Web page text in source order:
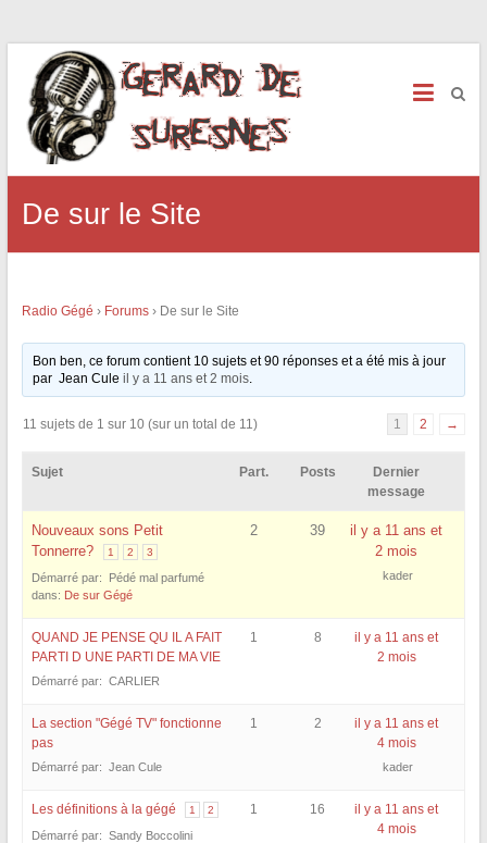
De sur le Site
Radio Gégé › Forums › De sur le Site
Bon ben, ce forum contient 10 sujets et 90 réponses et a été mis à jour
par Jean Cule il y a 11 ans et 2 mois.
11 sujets de 1 sur 10 (sur un total de 11) 1 2 →
Sujet Part. Posts
Dernier
message
Nouveaux sons Petit
Tonnerre?
1 2 3
Démarré par: Pédé mal parfumé
dans: De sur Gégé
2 39
il y a 11 ans et
2 mois
kader
QUAND JE PENSE QU IL A FAIT
PARTI D UNE PARTI DE MA VIE
Démarré par: CARLIER
1 8
il y a 11 ans et
2 mois
La section "Gégé TV" fonctionne
pas
Démarré par: Jean Cule
1 2
il y a 11 ans et
4 mois
kader
Les définitions à la gégé 1 2
Démarré par: Sandy Boccolini
1 16
il y a 11 ans et
4 mois